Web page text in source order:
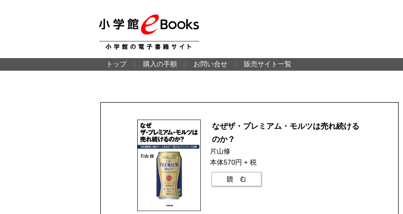
トップ 購入の手順 お問い合せ 販売サイト一覧
なぜザ・プレミアム・モルツは売れ続ける
のか？
片山修
本体570円 + 税